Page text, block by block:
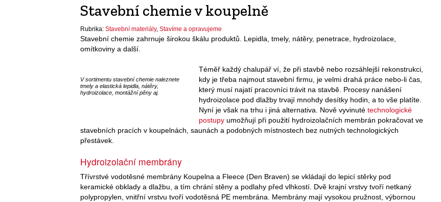
Stavební chemie v koupelně
Rubrika: Stavební materiály, Stavíme a opravujeme
Stavební chemie zahrnuje širokou škálu produktů. Lepidla, tmely, nátěry, penetrace, hydroizolace,
omítkoviny a další.
V sortimentu stavební chemie naleznete
tmely a elastická lepidla, nátěry,
hydroizolace, montážní pěny aj.
Téměř každý chalupář ví, že při stavbě nebo rozsáhlejší rekonstrukci,
kdy je třeba najmout stavební firmu, je velmi drahá práce nebo-li čas,
který musí najatí pracovníci trávit na stavbě. Procesy nanášení
hydroizolace pod dlažby trvají mnohdy desítky hodin, a to vše platíte.
Nyní je však na trhu i jiná alternativa. Nově vyvinutétechnologické
postupy umožňují při použití hydroizolačních membrán pokračovat ve
stavebních pracích v koupelnách, saunách a podobných místnostech bez nutných technologických
přestávek.
Hydroizolační membrány
Třívrstvé vodotěsné membrány Koupelna a Fleece (Den Braven) se vkládají do lepicí stěrky pod
keramické obklady a dlažbu, a tím chrání stěny a podlahy před vlhkostí. Dvě krajní vrstvy tvoří netkaný
polypropylen, vnitřní vrstvu tvoří vodotěsná PE membrána. Membrány mají vysokou pružnost, výbornou